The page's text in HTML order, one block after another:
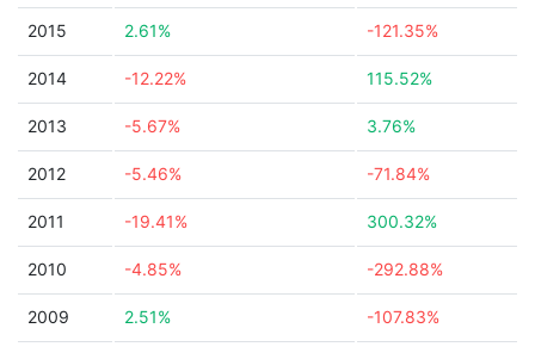
2015 2.61% -121.35%
2014 -12.22% 115.52%
2013 -5.67% 3.76%
2012 -5.46% -71.84%
2011 -19.41% 300.32%
2010 -4.85% -292.88%
2009 2.51% -107.83%